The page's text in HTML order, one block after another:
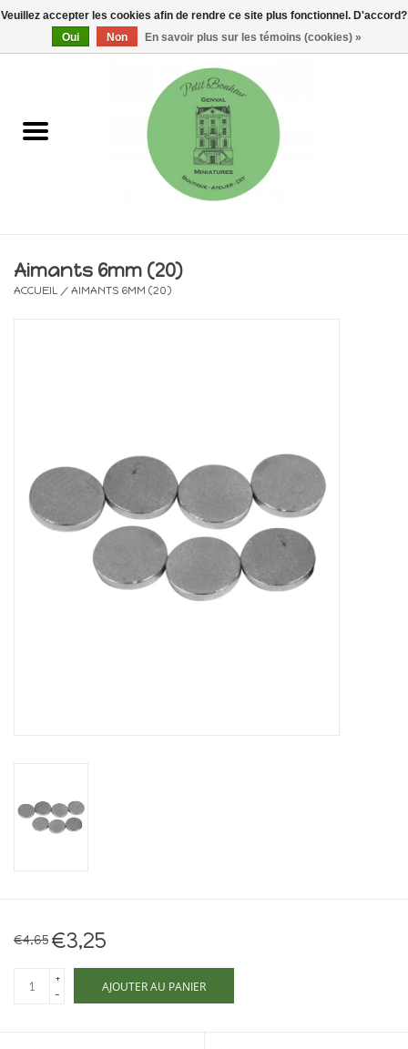
0 Articles - €0,00
Maisons, vitrines & kits
Electricité
1/48ème
Fournitures bricolage
Maison de souris
Aimants 6mm (20)
ACCUEIL / AIMANTS 6MM (20)
€4,65 €3,25
+
-
AJOUTER AU PANIER
Veuillez accepter les cookies afin de rendre ce site plus fonctionnel. D'accord?
Oui
Non En savoir plus sur les témoins (cookies) »